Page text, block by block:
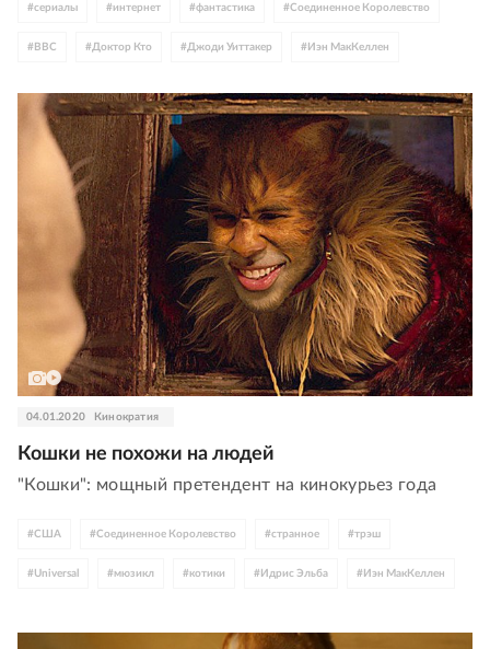
#сериалы #интернет #фантастика #Соединенное Королевство
# BBC # Доктор Кто # Джоди Уиттакер # Иэн МакКеллен
04.01.2020 Кинократия
Кошки не похожи на людей
"Кошки": мощный претендент на кинокурьез года
#США #Соединенное Королевство #странное #трэш
# Universal #мюзикл #котики # Идрис Эльба # Иэн МакКеллен